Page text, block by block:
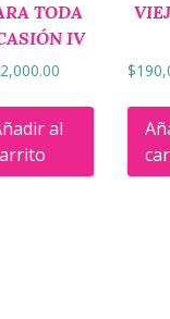
TODA
IV
al
$